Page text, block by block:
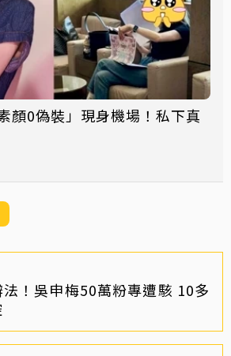
顏0偽裝」現身機場！私下真
！吳申梅50萬粉專遭駭 10多